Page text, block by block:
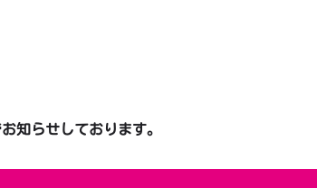
知らせしております。